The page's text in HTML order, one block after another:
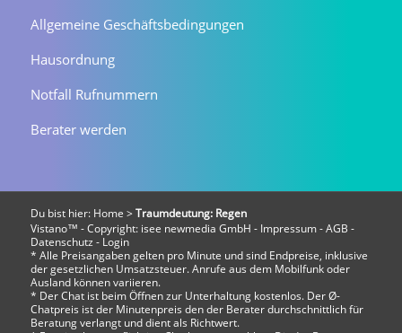
Allgemeine Geschäftsbedingungen
Hausordnung
Notfall Rufnummern
Berater werden
Du bist hier: Home > Traumdeutung: Regen
Vistano™ - Copyright: isee newmedia GmbH - Impressum-AGB -
Datenschutz - Login
* Alle Preisangaben gelten pro Minute und sind Endpreise, inklusive
der gesetzlichen Umsatzsteuer. Anrufe aus dem Mobilfunk oder
Ausland können variieren.
* Der Chat ist beim Öffnen zur Unterhaltung kostenlos. Der Ø-
Chatpreis ist der Minutenpreis den der Berater durchschnittlich für
Beratung verlangt und dient als Richtwert.